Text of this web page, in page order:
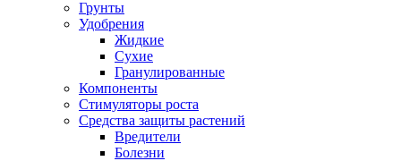
Грунты
Удобрения
Жидкие
Сухие
Гранулированные
Компоненты
Стимуляторы роста
Средства защиты растений
Вредители
Болезни